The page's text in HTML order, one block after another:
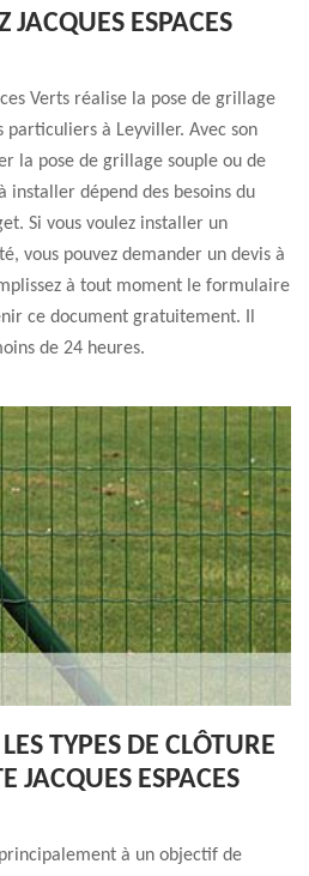
JACQUES ESPACES
Verts réalise la pose de grillage
particuliers à Leyviller. Avec son
la pose de grillage souple ou de
dépend des besoins du
Si vous voulez installer un
vous pouvez demander un devis à
à tout moment le formulaire
ce document gratuitement. Il
de 24 heures.
TYPES DE CLÔTURE
JACQUES ESPACES
à un objectif de